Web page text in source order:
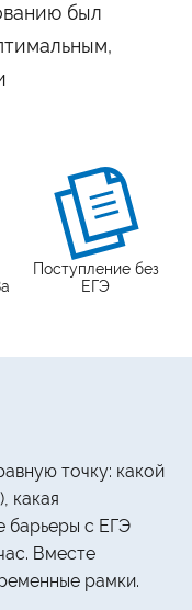
был
Поступление без
ЕГЭ
точку: какой
какая
барьеры с ЕГЭ
Вместе
рамки.